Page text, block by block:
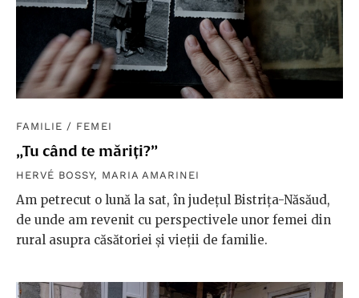
FAMILIE / FEMEI
„Tu când te măriți?”
HERVÉ BOSSY, MARIA AMARINEI
Am petrecut o lună la sat, în județul Bistrița-Năsăud,
de unde am revenit cu perspectivele unor femei din
rural asupra căsătoriei și vieții de familie.